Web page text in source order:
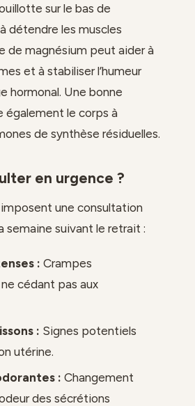
sur le bas de
détendre les muscles
de magnésium peut aider à
et à stabiliser l’humeur
hormonal. Une bonne
également le corps à
de synthèse résiduelles.
en urgence ?
une consultation
semaine suivant le retrait :
: Crampes
cédant pas aux
: Signes potentiels
utérine.
: Changement
des sécrétions